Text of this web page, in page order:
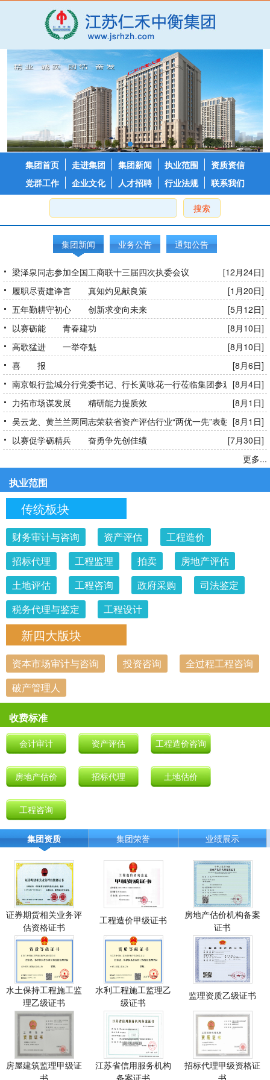
集团首页 走进集团 集团新闻 执业范围
资质资信
党群工作
企业文化 人才招聘 行业法规 联系我们
搜索
集团新闻 业务公告 通知公告
梁泽泉同志参加全国工商联十三届四次执委会议
[12月24日]
履职尽责建诤言 真知灼见献良策
[1月20日]
五年勤耕守初心 创新求变向未来
[5月12日]
以赛砺能 青春建功
[8月10日]
高歌猛进 一举夺魁
[8月10日]
喜 报
[8月6日]
南京银行盐城分行党委书记、行长黄咏花一行莅临集团参观交流[8月4日]
力拓市场谋发展 精研能力提质效
[8月1日]
吴云龙、黄兰兰两同志荣获省资产评估行业“两优一先”表彰 [8月1日]
以赛促学砺精兵 奋勇争先创佳绩
[7月30日]
更多...
执业范围
传统板块
财务审计与咨询 资产评估
工程造价
招标代理
工程监理 拍卖
房地产评估
土地评估
工程咨询 政府采购
司法鉴定
税务代理与鉴定
工程设计
新四大版块
资本市场审计与咨询 投资咨询
全过程工程咨询
破产管理人
收费标准
会计审计 资产评估 工程造价咨询
房地产估价 招标代理 土地估价
工程咨询
集团资质 集团荣誉 业绩展示
证券期货相关业务评
估资格证书
工程造价甲级证书
房地产估价机构备案
证书
水土保持工程施工监
理乙级证书
水利工程施工监理乙
级证书
监理资质乙级证书
房屋建筑监理甲级证
书
江苏省信用服务机构
备案证书
招标代理甲级资格证
书